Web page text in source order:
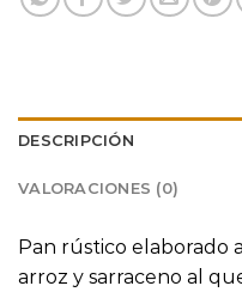
DESCRIPCIÓN
VALORACIONES (0)
Pan rústico elaborado
arroz y sarraceno al